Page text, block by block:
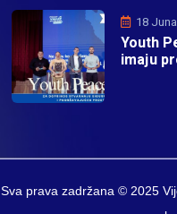
18
Youth
imaju
Sva prava zadržana © 2025